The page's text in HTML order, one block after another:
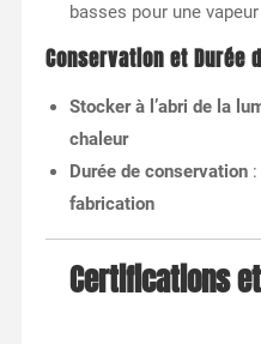
basses pour une
Conservation et Durée
Stocker à l’abri de la
chaleur
Durée de conservation:
fabrication
Certifications